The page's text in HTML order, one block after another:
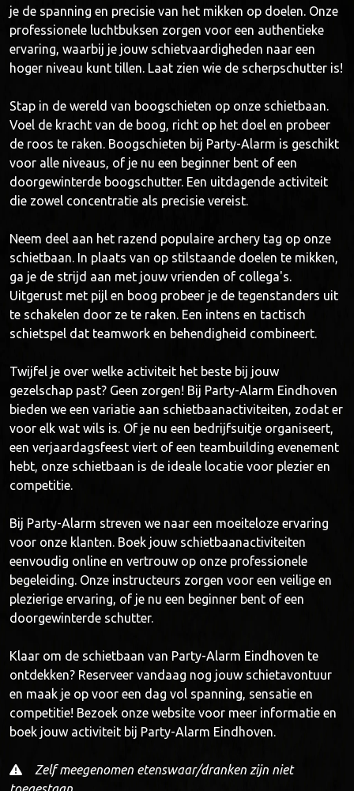
je de spanning en precisie van het mikken op doelen. Onze
professionele luchtbuksen zorgen voor een authentieke
ervaring, waarbij je jouw schietvaardigheden naar een
hoger niveau kunt tillen. Laat zien wie de scherpschutter is!
Stap in de wereld van boogschieten op onze schietbaan.
Voel de kracht van de boog, richt op het doel en probeer
de roos te raken. Boogschieten bij Party-Alarm is geschikt
voor alle niveaus, of je nu een beginner bent of een
doorgewinterde boogschutter. Een uitdagende activiteit
die zowel concentratie als precisie vereist.
Neem deel aan het razend populaire archery tag op onze
schietbaan. In plaats van op stilstaande doelen te mikken,
ga je de strijd aan met jouw vrienden of collega's.
Uitgerust met pijl en boog probeer je de tegenstanders uit
te schakelen door ze te raken. Een intens en tactisch
schietspel dat teamwork en behendigheid combineert.
Twijfel je over welke activiteit het beste bij jouw
gezelschap past? Geen zorgen! Bij Party-Alarm Eindhoven
bieden we een variatie aan schietbaanactiviteiten, zodat er
voor elk wat wils is. Of je nu een bedrijfsuitje organiseert,
een verjaardagsfeest viert of een teambuilding evenement
hebt, onze schietbaan is de ideale locatie voor plezier en
competitie.
Bij Party-Alarm streven we naar een moeiteloze ervaring
voor onze klanten. Boek jouw schietbaanactiviteiten
eenvoudig online en vertrouw op onze professionele
begeleiding. Onze instructeurs zorgen voor een veilige en
plezierige ervaring, of je nu een beginner bent of een
doorgewinterde schutter.
Klaar om de schietbaan van Party-Alarm Eindhoven te
ontdekken? Reserveer vandaag nog jouw schietavontuur
en maak je op voor een dag vol spanning, sensatie en
competitie! Bezoek onze website voor meer informatie en
boek jouw activiteit bij Party-Alarm Eindhoven.
Zelf meegenomen etenswaar/dranken zijn niet